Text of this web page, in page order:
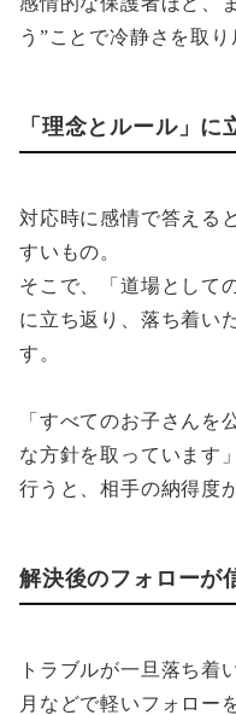
う”ことで冷静さを取り
「理念とルール」に
対応時に感情で答える
すいもの。
そこで、「道場として
に立ち返り、落ち着い
す。
「すべてのお子さんを
な方針を取っています
行うと、相手の納得度
解決後のフォローが
トラブルが一旦落ち着
月などで軽いフォロー